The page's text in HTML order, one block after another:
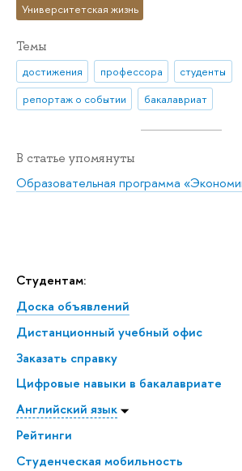
Студентам:
Доска объявлений
Дистанционный учебный офис
Заказать справку
Цифровые навыки в бакалавриате
Английский язык
Рейтинги
Студенческая мобильность
Университетская жизнь
Темы
достижения профессора
студенты
репортаж о событии
бакалавриат
В статье упомянуты
Образовательная программа